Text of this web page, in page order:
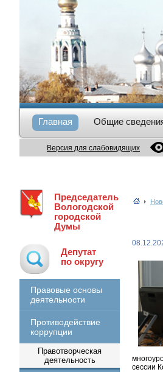
Главная Общие
Версия для слабовидящих
Председатель
Вологодской
городской
Думы
Депутат
по округу
Правовые основы
деятельности
Противодействие
коррупции
Правотворческая
деятельность
сессии